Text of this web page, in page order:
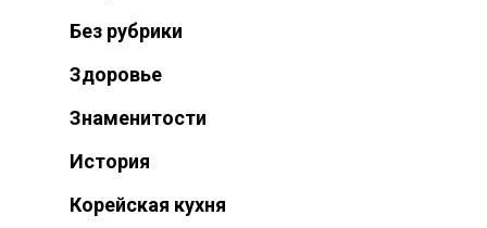
Без рубрики
Здоровье
Знаменитости
История
Корейская кухня